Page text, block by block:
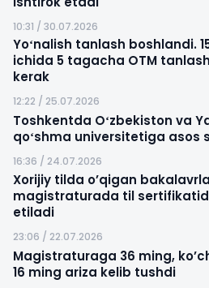
10:31 / 30.07.2026
Yoʻnalish tanlash boshlandi.
ichida 5 tagacha OTM
kerak
12:22 / 25.07.2026
Toshkentda Oʻzbekiston va
qoʻshma universitetiga asos
16:36 / 24.07.2026
Xorijiy tilda o’qigan
magistraturada til
etiladi
23:06 / 22.07.2026
Magistraturaga 36 ming,
16 ming ariza kelib tushdi